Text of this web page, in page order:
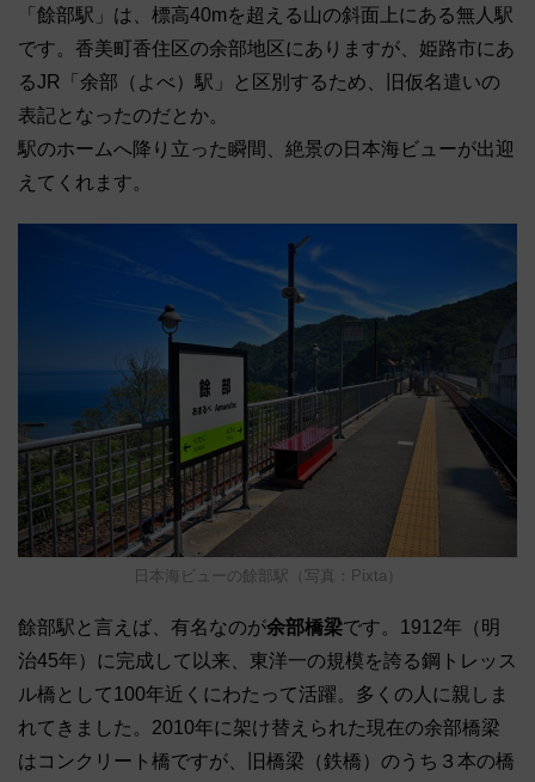
「餘部駅」は、標高40mを超える山の斜面上にある無人駅
です。香美町香住区の余部地区にありますが、姫路市にあ
るJR「余部（よべ）駅」と区別するため、旧仮名遣いの
表記となったのだとか。
駅のホームへ降り立った瞬間、絶景の日本海ビューが出迎
えてくれます。
日本海ビューの餘部駅（写真：Pixta）
餘部駅と言えば、有名なのが余部橋梁です。1912年（明
治45年）に完成して以来、東洋一の規模を誇る鋼トレッス
ル橋として100年近くにわたって活躍。多くの人に親しま
れてきました。2010年に架け替えられた現在の余部橋梁
はコンクリート橋ですが、旧橋梁（鉄橋）のうち３本の橋